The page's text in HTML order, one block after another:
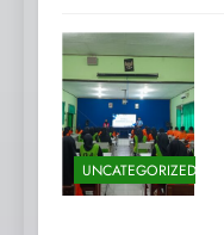
UNCATEGORIZED